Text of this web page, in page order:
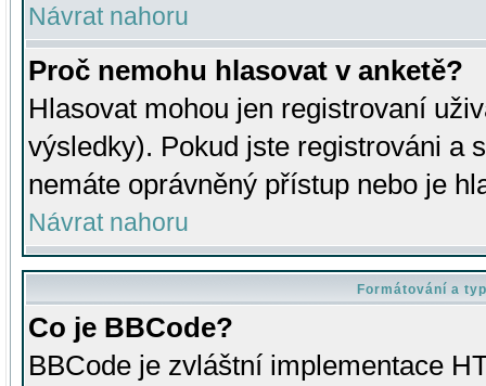
Návrat nahoru
Proč nemohu hlasovat v anketě?
Hlasovat mohou jen registrovaní
výsledky). Pokud jste registrováni a
nemáte oprávněný přístup nebo je
Návrat nahoru
Formátování a
Co je BBCode?
BBCode je zvláštní implementace